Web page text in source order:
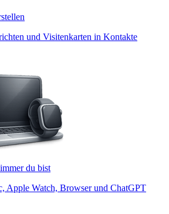
und Visitenkarten in Kontakte
du bist
Apple Watch, Browser und ChatGPT